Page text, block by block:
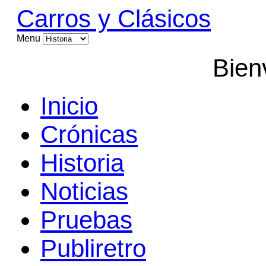
Carros y Clásicos
Menu
Inicio
Crónicas
Historia
Noticias
Pruebas
Publiretro